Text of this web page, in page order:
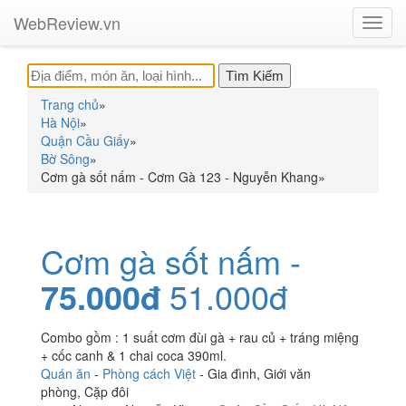
WebReview.vn
Trang chủ»
Hà Nội»
Quận Cầu Giấy»
Bờ Sông»
Cơm gà sốt nấm - Cơm Gà 123 - Nguyễn Khang»
Cơm gà sốt nấm -
75.000đ 51.000đ
Combo gồm : 1 suất cơm đùi gà + rau củ + tráng miệng
+ cốc canh & 1 chai coca 390ml.
Quán ăn - Phòng cách Việt - Gia đình, Giới văn
phòng, Cặp đôi